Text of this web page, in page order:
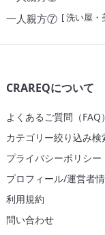
一人親方⑦[洗い屋・
CRAREQについて
よくあるご質問（FAQ）
カテゴリー絞り込み検
プライバシーポリシー
プロフィール/運営者
利用規約
問い合わせ